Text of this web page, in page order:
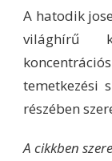
A hatodik
világhírű
temetkezési
részében
A cikkben